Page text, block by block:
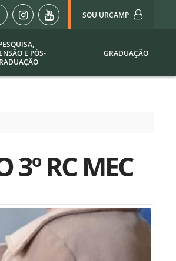
SOU URCAMP
Sou Urcamp (Portal)
Biblioteca
Plataforma Moodle
Setor de Registros
SOU I
E PÓS-
GRADUAÇÃO
3º RC MEC